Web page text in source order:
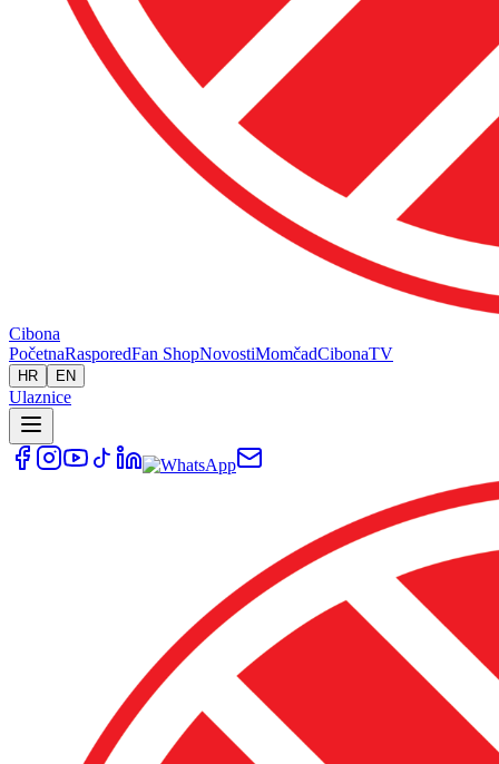
Cibona
PočetnaRasporedFan ShopNovostiMomčadCibonaTV
HR EN
Ulaznice